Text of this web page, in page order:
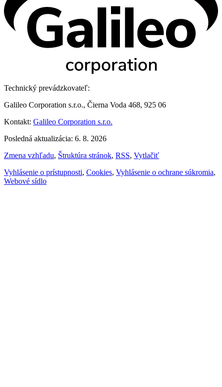
Technický prevádzkovateľ:
Galileo Corporation s.r.o., Čierna Voda 468, 925 06
Kontakt: Galileo Corporation s.r.o.
Posledná aktualizácia: 6. 8. 2026
Zmena vzhľadu, Štruktúra stránok, RSS, Vytlačiť
Vyhlásenie o prístupnosti, Cookies, Vyhlásenie o ochrane súkromia,
Webové sídlo